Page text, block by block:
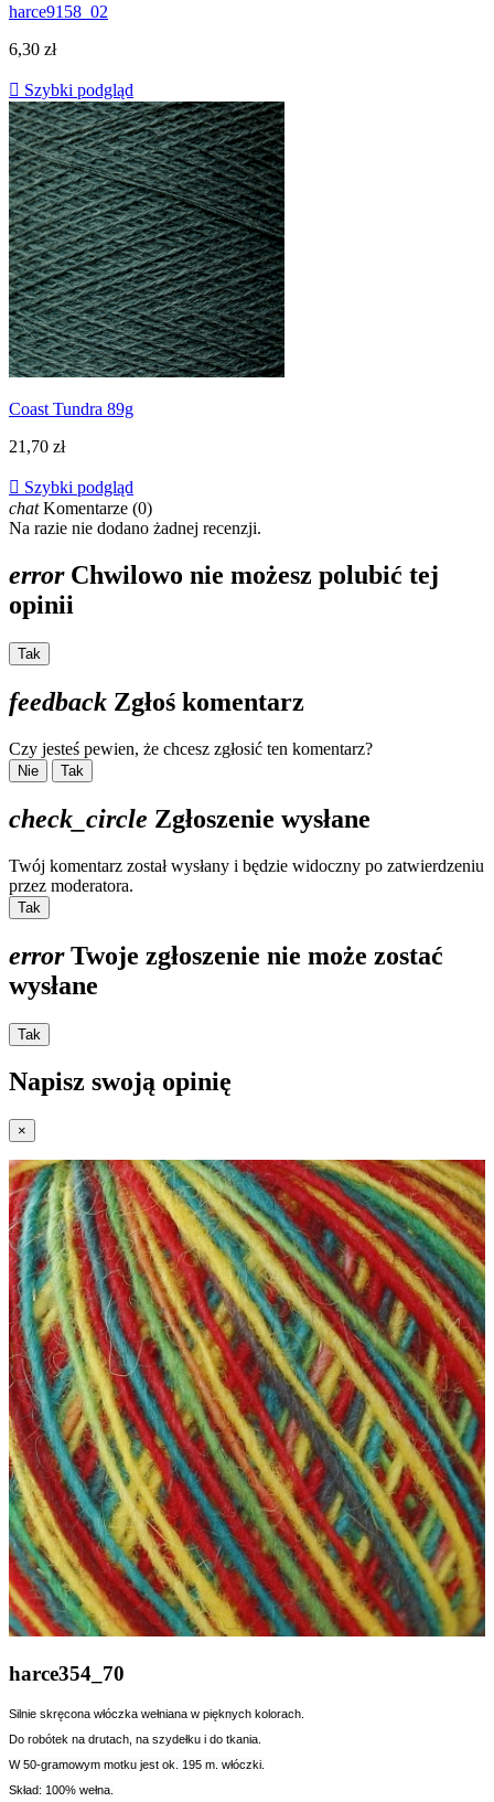
harce9158_02
6,30 zł
 Szybki podgląd
Coast Tundra 89g
21,70 zł
 Szybki podgląd
chatKomentarze (0)
Na razie nie dodano żadnej recenzji.
errorChwilowo nie możesz polubić tej
opinii
Tak
feedback Zgłoś komentarz
Czy jesteś pewien, że chcesz zgłosić ten komentarz?
Nie Tak
check_circle Zgłoszenie wysłane
Twój komentarz został wysłany i będzie widoczny po zatwierdzeniu
przez moderatora.
Tak
errorTwoje zgłoszenie nie może zostać
wysłane
Tak
Napisz swoją opinię
×
harce354_70
Silnie skręcona włóczka wełniana w pięknych kolorach.
Do robótek na drutach, na szydełku i do tkania.
W 50-gramowym motku jest ok. 195 m. włóczki.
Skład: 100% wełna.